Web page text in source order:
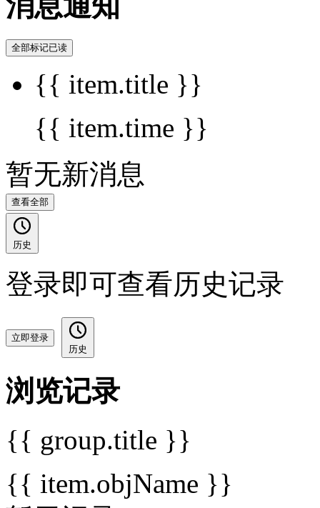
全部标记已读
{{ item.title }}
{{ item.time }}
暂无新消息
查看全部
历史
登录即可查看历史记录
立即登录
历史
浏览记录
{{ group.title }}
{{ item.objName }}